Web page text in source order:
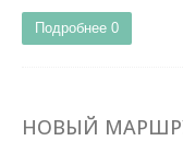
Подробнее 0
НОВЫЙ